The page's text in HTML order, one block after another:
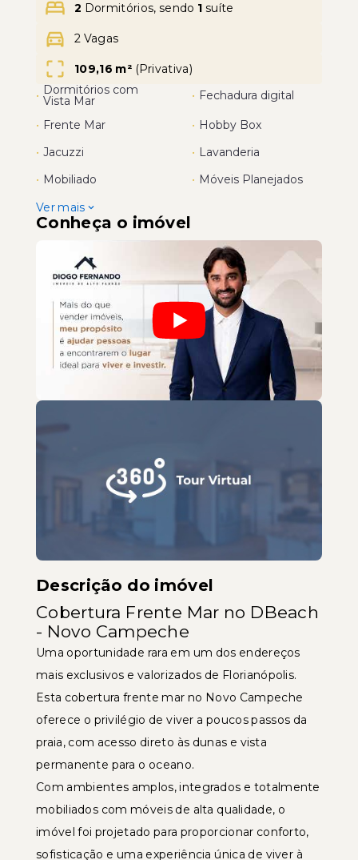
2 Dormitórios, sendo 1 suíte
2 Vagas
109,16 m² (Privativa)
• Dormitórios com
Vista Mar • Fechadura digital
• Frente Mar • Hobby Box
• Jacuzzi • Lavanderia
• Mobiliado • Móveis Planejados
Ver mais
Conheça o imóvel
Descrição do imóvel
Cobertura Frente Mar no DBeach
- Novo Campeche
Uma oportunidade rara em um dos endereços
mais exclusivos e valorizados de Florianópolis.
Esta cobertura frente mar no Novo Campeche
oferece o privilégio de viver a poucos passos da
praia, com acesso direto às dunas e vista
permanente para o oceano.
Com ambientes amplos, integrados e totalmente
mobiliados com móveis de alta qualidade, o
imóvel foi projetado para proporcionar conforto,
sofisticação e uma experiência única de viver à